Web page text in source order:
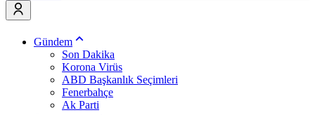
Gündem
Son Dakika
Korona Virüs
ABD Başkanlık Seçimleri
Fenerbahçe
Ak Parti